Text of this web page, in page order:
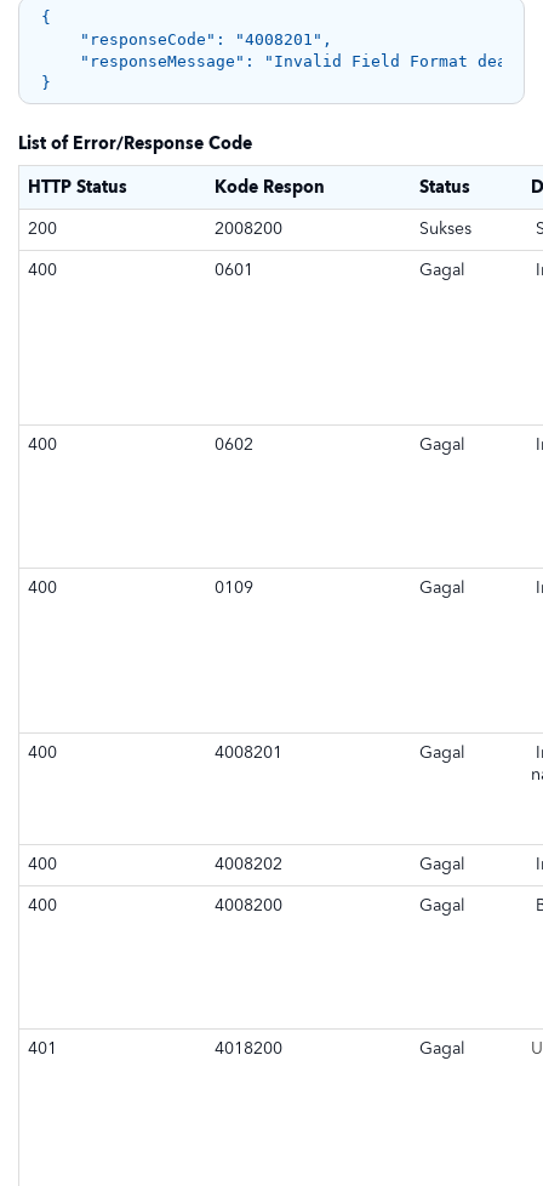
{
"responseCode": "4008201",
"responseMessage": "Invalid Field Format
List of Error/Response Code
HTTP Status
Kode Respon Status
200 2008200 Sukses
400 0601 Gagal
400 0602 Gagal
400 0109 Gagal
400 4008201 Gagal
400 4008202 Gagal
400 4008200 Gagal
401 4018200 Gagal